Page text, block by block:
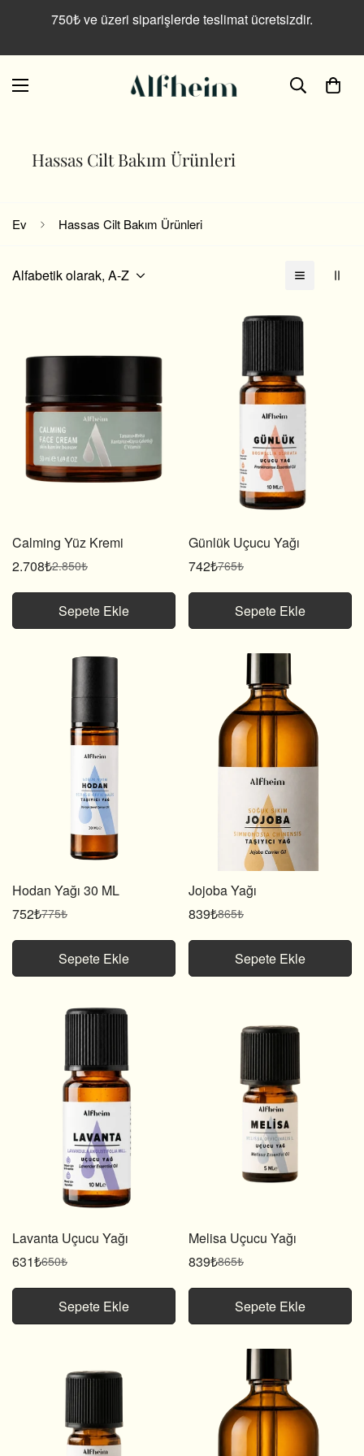
750₺ ve üzeri siparişlerde teslimat ücretsizdir.
Hassas Cilt Bakım Ürünleri
Ev Hassas Cilt Bakım Ürünleri
Alfabetik olarak, A-Z
Calming Yüz Kremi
Satış
fiyatı
2.708₺
Normal
fiyat
2.850₺
Sepete Ekle
Günlük Uçucu Yağı
Satış
fiyatı
742₺
Normal
fiyat
765₺
Sepete Ekle
Hodan Yağı 30 ML
Satış
fiyatı
752₺
Normal
fiyat
775₺
Sepete Ekle
Jojoba Yağı
Satış
fiyatı
839₺
Normal
fiyat
865₺
Sepete Ekle
Lavanta Uçucu Yağı
Satış
fiyatı
631₺
Normal
fiyat
650₺
Sepete Ekle
Melisa Uçucu Yağı
Satış
fiyatı
839₺
Normal
fiyat
865₺
Sepete Ekle